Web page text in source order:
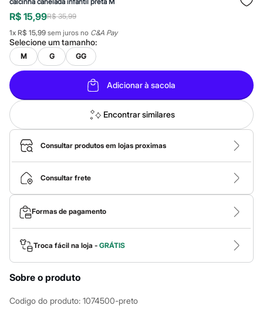
Até 40% off
Até 60% off
A partir de 60% off
Feminino
Em alta
Inverno
Alfaiataria
Novidades
Roupas
Blusas e Camisetas
Básicos
Calças
Casacos e Jaquetas
Jeans
Macacões
Shorts e Bermudas
Vestidos
Acessórios
Bolsas
Bonés e Chapéus
Bijoux
Cintos
Óculos
Relógios
Calçados
Botas
Chinelos
Rasteirinhas
R$ 15,99R$ 35,99
1x R$ 15,99 sem juros no C&A Pay
Selecione umtamanho:
M G GG
Adicionar à sacola
Encontrar similares
Consultar produtos em lojas proximas
Consultar frete
Formas de pagamento
Troca fácil na loja - GRÁTIS
Sobre o produto
Codigo do produto: 1074500-preto